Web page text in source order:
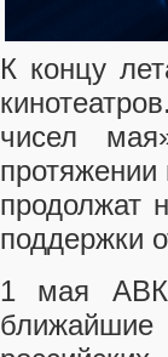
К концу
чисел
продолжат
поддержки
1 мая АВК